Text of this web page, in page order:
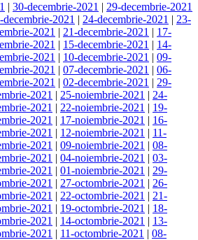
| 30-decembrie-2021 | 29-decembrie-2021
decembrie-2021 | 24-decembrie-2021 | 23-
2021 | 21-decembrie-2021 | 17-
2021 | 15-decembrie-2021 | 14-
2021 | 10-decembrie-2021 | 09-
2021 | 07-decembrie-2021 | 06-
2021 | 02-decembrie-2021 | 29-
2021 | 25-noiembrie-2021 | 24-
2021 | 22-noiembrie-2021 | 19-
2021 | 17-noiembrie-2021 | 16-
2021 | 12-noiembrie-2021 | 11-
2021 | 09-noiembrie-2021 | 08-
2021 | 04-noiembrie-2021 | 03-
2021 | 01-noiembrie-2021 | 29-
2021 | 27-octombrie-2021 | 26-
2021 | 22-octombrie-2021 | 21-
2021 | 19-octombrie-2021 | 18-
2021 | 14-octombrie-2021 | 13-
2021 | 11-octombrie-2021 | 08-